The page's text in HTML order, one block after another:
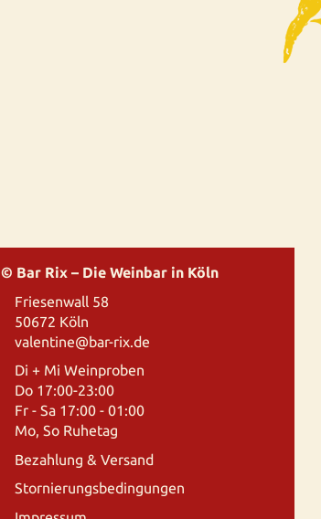
© Bar Rix – Die Weinbar in Köln
Friesenwall 58
50672 Köln
valentine@bar-rix.de
Di + Mi Weinproben
Do 17:00-23:00
Fr - Sa 17:00 - 01:00
Mo, So Ruhetag
Bezahlung & Versand
Stornierungsbedingungen